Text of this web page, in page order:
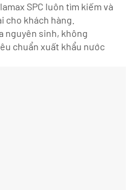
SPC luôn tìm kiếm và
cho khách hàng.
nguyên sinh, không
chuẩn xuất khẩu nước